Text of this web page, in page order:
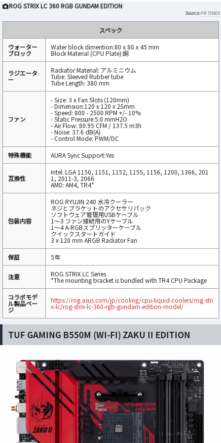
ROG STRIX LC 360 RGB GUNDAM EDITION
PR TIMES
スペック
ウォーター
ブロック
Water block dimention:80 x 80 x 45 mm
Block Material (CPU Plate):銅
ラジエータ
ー
Radiator Material: アルミニウム
Tube: Sleeved Rubber tube
Tube Length: 380 mm
ファン
- Size: 3 x Fan Slots (120mm)
- Dimension:120 x 120 x 25mm
- Speed: 800 - 2500 RPM +/- 10%
- Static Pressure:5.0 mmH2O
- Air Flow: 80.95 CFM / 137.5 m3h
- Noise: 37.6 dB(A)
- Control Mode: PWM/DC
特殊機能
AURA Sync Support:Yes
互換性
Intel: LGA 1150, 1151, 1152, 1155, 1156, 1200, 1366, 201
1, 2011-3, 2066
AMD: AM4, TR4*
包装内容
ROG RYUJIN 240 水冷クーラー
ネジとブラケットのアクセサリパック
ソフトウェア管理用USBケーブル
1〜3 ファン接続用のYケーブル
1〜4 A-RGBスプリッターケーブル
クイックスタートガイド
3 x 120 mm ARGB Radiator Fan
保証
5年
注意 ROG STRIX LC Series
*The mounting bracket is bundled with TR4 CPU Package
コラボモデ
ル製品ペー
ジ
https://rog.asus.com/jp/cooling/cpu-liquid-coolers/rog-stri
x-lc/rog-strix-lc-360-rgb-gundam-edition-model/
TUF GAMING B550M (WI-FI) ZAKU II EDITION